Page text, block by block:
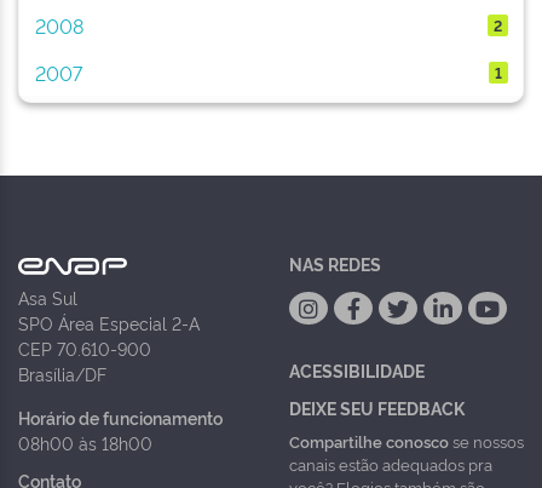
2008 2
2007 1
Asa Sul
SPO Área Especial 2-A
CEP 70.610-900
Brasília/DF
Horário de funcionamento
08h00 às 18h00
Contato
NAS REDES
ACESSIBILIDADE
DEIXE SEU FEEDBACK
Compartilhe conoscose nossos
canais estão adequados pra